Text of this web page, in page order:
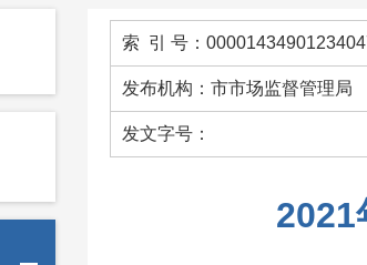
索 引 号：
发布机构：市市场监督管理局
发文字号：
2021